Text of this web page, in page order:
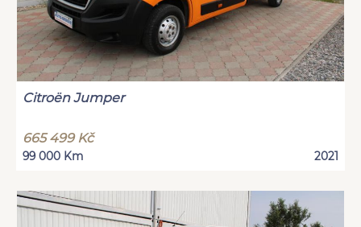
Citroën Jumper
665 499 Kč
99 000 Km 2021